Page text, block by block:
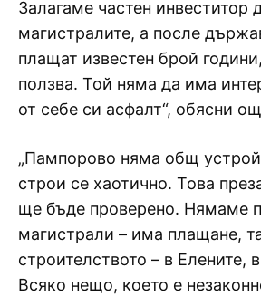
Залагаме частен инвеститор
магистралите, а после
плащат известен брой
ползва. Той няма да има
от себе си асфалт“, обясни
„Пампорово няма общ
строи се хаотично. Това
ще бъде проверено. Нямаме
магистрали – има плащане,
строителството – в Елените,
Всяко нещо, което е